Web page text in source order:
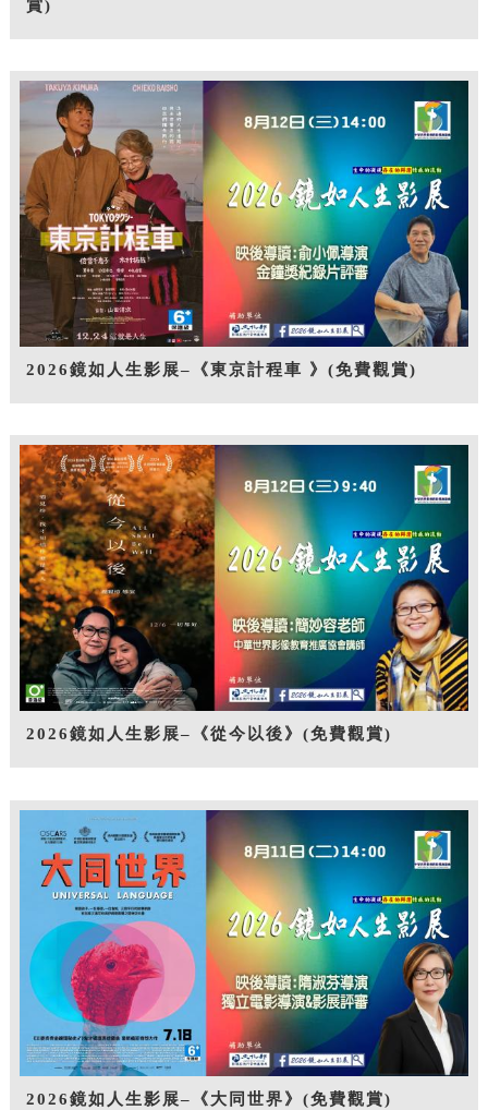
賞)
2026鏡如人生影展–《東京計程車 》(免費觀賞)
2026鏡如人生影展–《從今以後》(免費觀賞)
2026鏡如人生影展–《大同世界》(免費觀賞)